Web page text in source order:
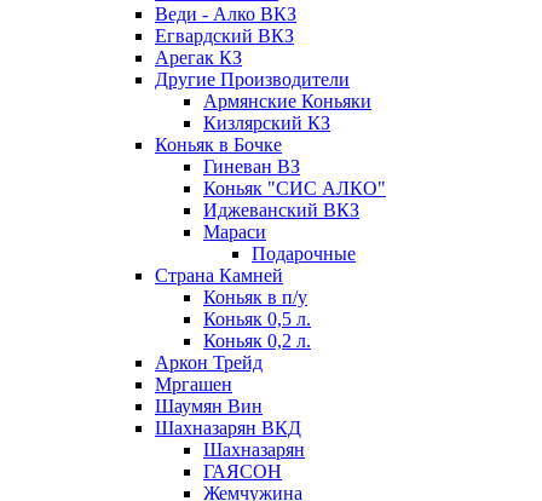
Веди - Алко ВКЗ
Егвардский ВКЗ
Арегак КЗ
Другие Производители
Армянские Коньяки
Кизлярский КЗ
Коньяк в Бочке
Гиневан ВЗ
Коньяк "СИС АЛКО"
Иджеванский ВКЗ
Мараси
Подарочные
Страна Камней
Коньяк в п/у
Коньяк 0,5 л.
Коньяк 0,2 л.
Аркон Трейд
Мргашен
Шаумян Вин
Шахназарян ВКД
Шахназарян
ГАЯСОН
Жемчужина